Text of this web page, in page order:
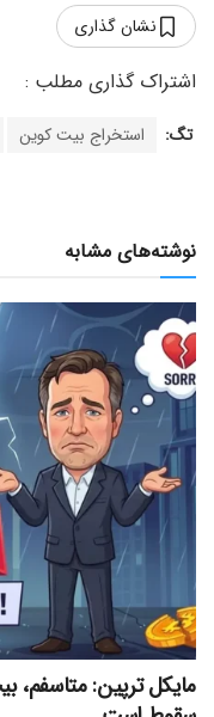
نشان گذاری
تگ: استخراج بیت کوین
نوشته‌های مشابه